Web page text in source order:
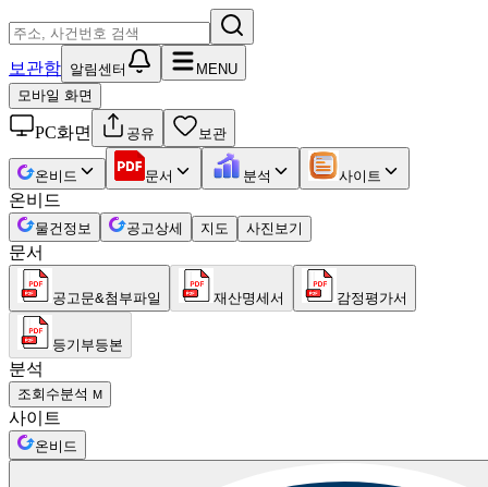
보관함 알림센터
MENU
모바일 화면
PC화면 공유 보관
온비드 문서 분석 사이트
온비드
물건정보 공고상세 지도 사진보기
문서
공고문&첨부파일 재산명세서 감정평가서
등기부등본
분석
조회수분석 M
사이트
온비드